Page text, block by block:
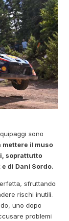
sono
mettere il muso
soprattutto
di Dani Sordo.
sfruttando
rischi inutili.
uno dopo
problemi